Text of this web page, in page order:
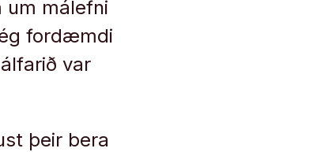
málefni
fordæmdi
var
þeir bera